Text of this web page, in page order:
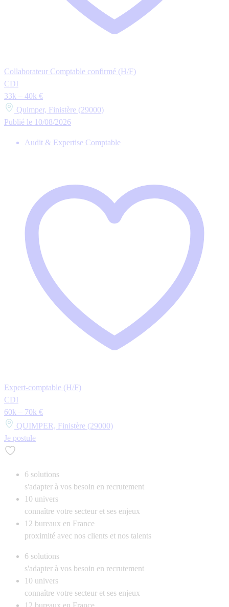
Collaborateur Comptable confirmé (H/F)
CDI
33k – 40k €
Quimper, Finistère (29000)
Publié le 10/08/2026
Audit & Expertise Comptable
Expert-comptable (H/F)
CDI
60k – 70k €
QUIMPER, Finistère (29000)
Je postule
6 solutions
s'adapter à vos besoin en recrutement
10 univers
connaître votre secteur et ses enjeux
12 bureaux en France
proximité avec nos clients et nos talents
6 solutions
s'adapter à vos besoin en recrutement
10 univers
connaître votre secteur et ses enjeux